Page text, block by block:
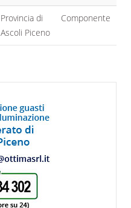
Provincia di
Ascoli Piceno
Componente